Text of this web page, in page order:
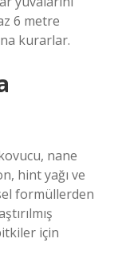
6 metre
kurarlar.
nane
hint yağı ve
formüllerden
için